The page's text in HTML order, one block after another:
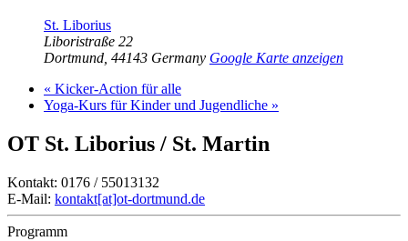
St. Liborius
Liboristraße 22
Dortmund 44143 Germany Google Karte anzeigen
« Kicker-Action für alle
Yoga-Kurs für Kinder und Jugendliche »
OT St. Liborius / St. Martin
Kontakt: 0176 / 55013132
E-Mail: kontakt[at]ot-dortmund.de
Programm